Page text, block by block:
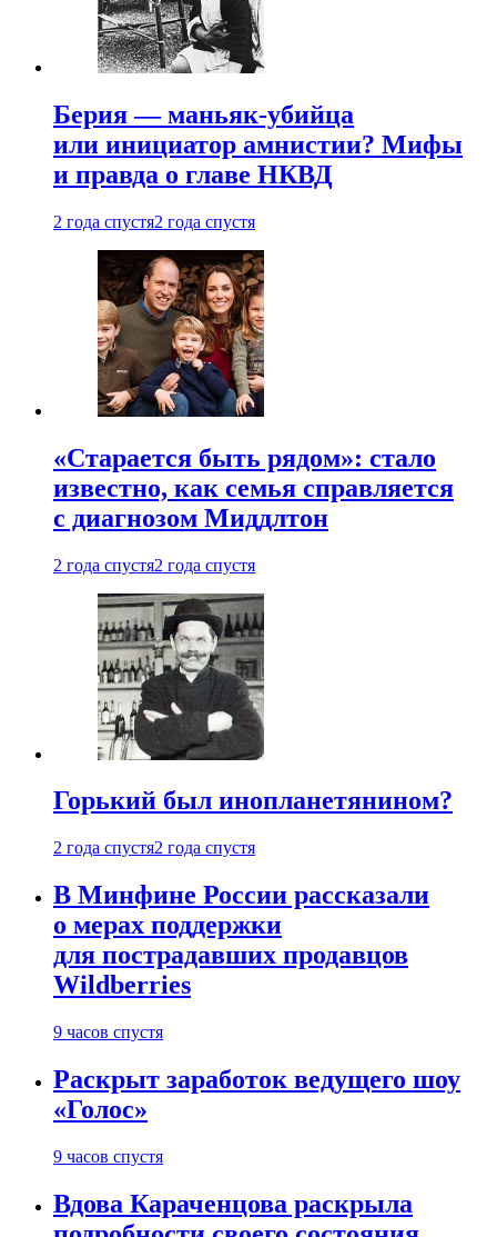
Берия — маньяк-убийца
или инициатор амнистии? Мифы
и правда о главе НКВД
2 года спустя2 года спустя
«Старается быть рядом»: стало
известно, как семья справляется
с диагнозом Миддлтон
2 года спустя2 года спустя
Горький был инопланетянином?
2 года спустя2 года спустя
В Минфине России рассказали
о мерах поддержки
для пострадавших продавцов
Wildberries
9 часов спустя
Раскрыт заработок ведущего шоу
«Голос»
9 часов спустя
Вдова Караченцова раскрыла